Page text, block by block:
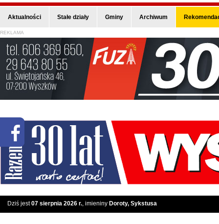
Aktualności Stałe działy Gminy Archiwum
REKLAMA
Dziś jest07 sierpnia 2026 r., imieniny Doroty, Sykstusa